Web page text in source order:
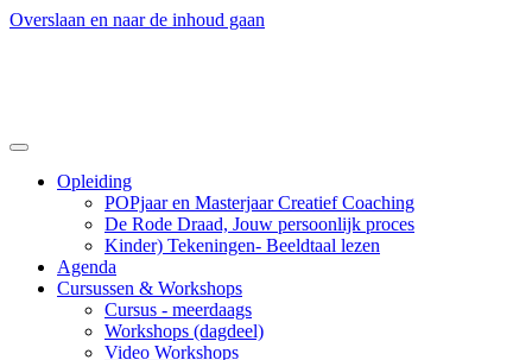
Overslaan en naar de inhoud gaan
Opleiding
POPjaar en Masterjaar Creatief Coaching
De Rode Draad, Jouw persoonlijk proces
Kinder) Tekeningen- Beeldtaal lezen
Agenda
Cursussen & Workshops
Cursus - meerdaags
Workshops (dagdeel)
Video Workshops